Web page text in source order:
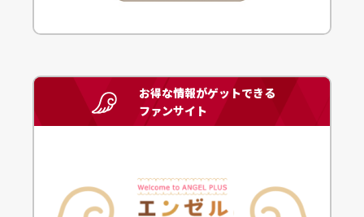
お得な情報がゲットできる
ファンサイト